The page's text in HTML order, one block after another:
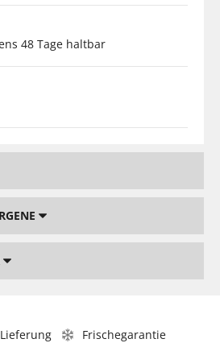
48 Tage haltbar
Frischegarantie